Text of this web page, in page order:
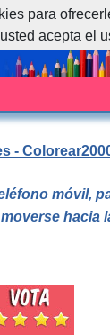
-
móvil,
hacia
para
acepta el